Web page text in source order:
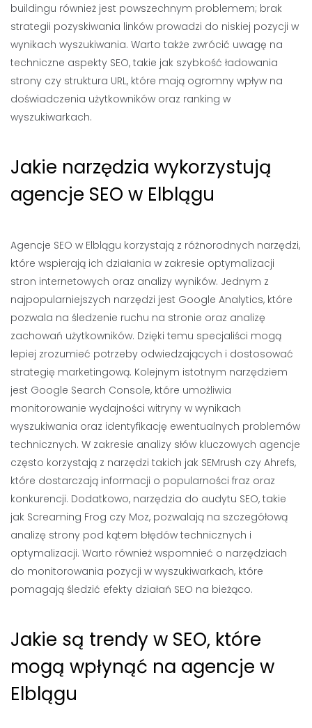
buildingu również jest powszechnym problemem; brak
strategii pozyskiwania linków prowadzi do niskiej pozycji w
wynikach wyszukiwania. Warto także zwrócić uwagę na
techniczne aspekty SEO, takie jak szybkość ładowania
strony czy struktura URL, które mają ogromny wpływ na
doświadczenia użytkowników oraz ranking w
wyszukiwarkach.
Jakie narzędzia wykorzystują
agencje SEO w Elblągu
Agencje SEO w Elblągu korzystają z różnorodnych narzędzi,
które wspierają ich działania w zakresie optymalizacji
stron internetowych oraz analizy wyników. Jednym z
najpopularniejszych narzędzi jest Google Analytics, które
pozwala na śledzenie ruchu na stronie oraz analizę
zachowań użytkowników. Dzięki temu specjaliści mogą
lepiej zrozumieć potrzeby odwiedzających i dostosować
strategię marketingową. Kolejnym istotnym narzędziem
jest Google Search Console, które umożliwia
monitorowanie wydajności witryny w wynikach
wyszukiwania oraz identyfikację ewentualnych problemów
technicznych. W zakresie analizy słów kluczowych agencje
często korzystają z narzędzi takich jak SEMrush czy Ahrefs,
które dostarczają informacji o popularności fraz oraz
konkurencji. Dodatkowo, narzędzia do audytu SEO, takie
jak Screaming Frog czy Moz, pozwalają na szczegółową
analizę strony pod kątem błędów technicznych i
optymalizacji. Warto również wspomnieć o narzędziach
do monitorowania pozycji w wyszukiwarkach, które
pomagają śledzić efekty działań SEO na bieżąco.
Jakie są trendy w SEO, które
mogą wpłynąć na agencje w
Elblągu